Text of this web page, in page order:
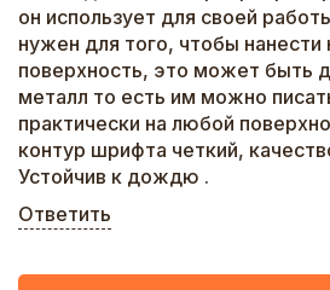
он использует для своей
нужен для того, чтобы
поверхность, это может быть
металл то есть им можно
практически на любой
контур шрифта четкий,
Устойчив к дождю .
Ответить